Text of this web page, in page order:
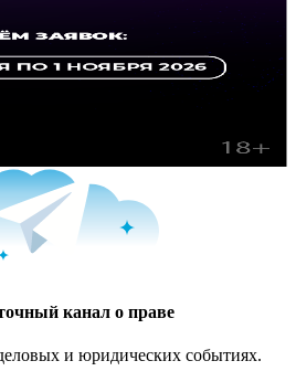
канал о праве
и юридических событиях.